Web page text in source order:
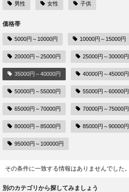
男性 女性 子供
価格帯
5000円～10000円 10000円～15000円
20000円～25000円 25000円～30000円
35000円～40000円 40000円～45000円
50000円～55000円 55000円～60000円
65000円～70000円 70000円～75000円
80000円～85000円 85000円～90000円
95000円～100000円
その条件に一致する情報はありませんでした。
別のカテゴリから探してみましょう